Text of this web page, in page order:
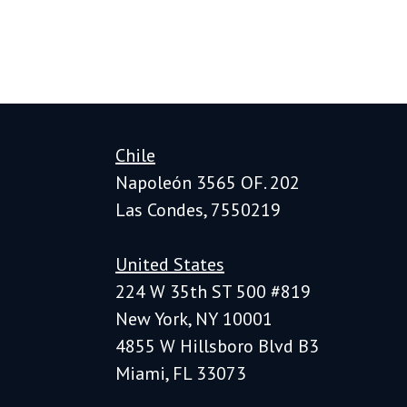
Chile
Napoleón 3565 OF. 202
Las Condes, 7550219
United States
224 W 35th ST 500 #819
New York, NY 10001
4855 W Hillsboro Blvd B3
Miami, FL 33073